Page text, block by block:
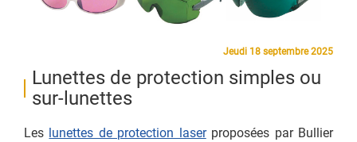
Jeudi 18 septembre 2025
Lunettes de protection simples ou
sur-lunettes
Les lunettes de protection laserproposées par Bullier